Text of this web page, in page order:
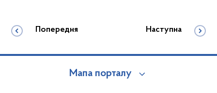
Попередня Наступна
Мапа порталу